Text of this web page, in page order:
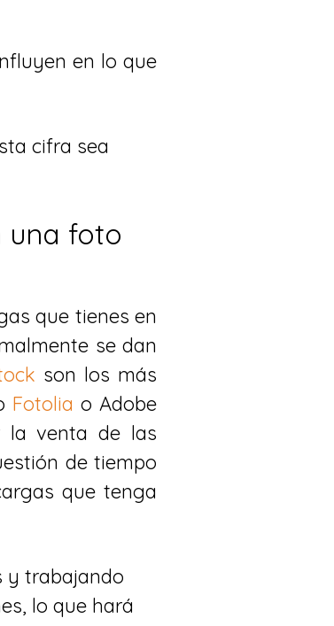
en lo que
cifra sea
una foto
que tienes en
se dan
son los más
F o tolia o Adobe
la venta de las
de tiempo
que tenga
y trabajando
lo que hará